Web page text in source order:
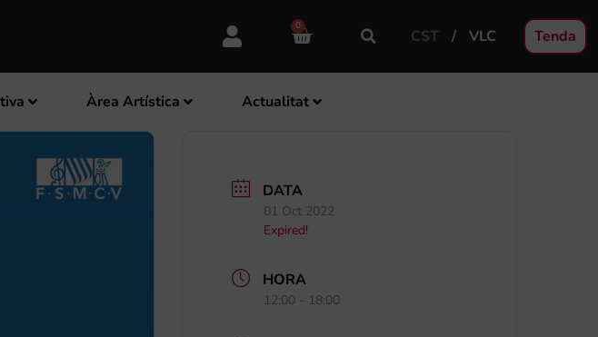
0
CST VLC Tenda
Àrea Artística Actualitat
DATA
01 Oct 2022
Expired!
HORA
12:00 - 18:00